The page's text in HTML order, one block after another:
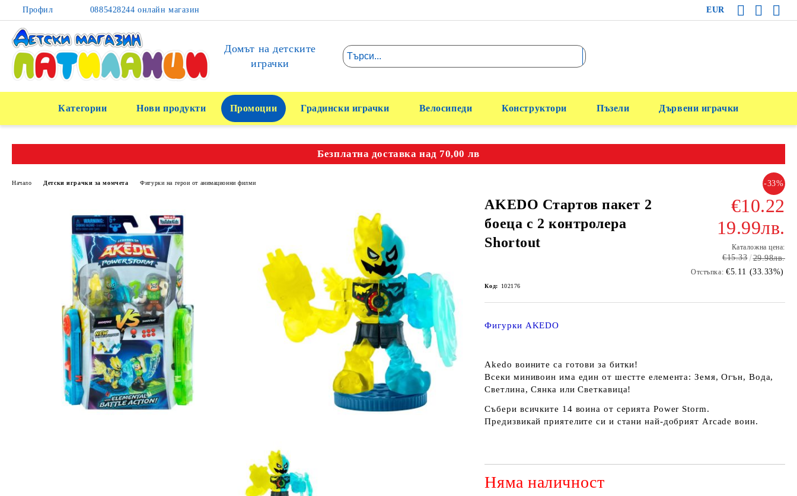
Профил 0885428244 онлайн магазин EUR
Домът на детските
играчки
Категории Нови продукти Промоции Градински играчки Велосипеди Конструктори Пъзели Дървени играчки
Безплатна доставка над 70,00 лв
Начало Детски играчки за момчета Фигурки на герои от анимационни филми
AKEDO Стартов пакет 2
боеца с 2 контролера
Shortout
-33%
€10.22
19.99лв.
Каталожна цена:
€15.33 29.98лв.
Отстъпка: €5.11 (33.33%)
Код: 102176
Фигурки AKEDO
Akedo воините са готови за битки!
Всеки минивоин има един от шестте елемента: Земя, Огън, Вода,
Светлина, Сянка или Светкавица!
Събери всичките 14 воина от серията Power Storm.
Предизвикай приятелите си и стани най-добрият Arcade воин.
Няма наличност